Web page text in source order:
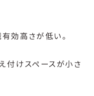
効高さが低い。
付けスペースが小さ